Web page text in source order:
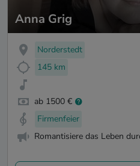
Anna Grig
Norderstedt
145 km
ab 1500 €
Firmenfeier
Romantisiere das Leben